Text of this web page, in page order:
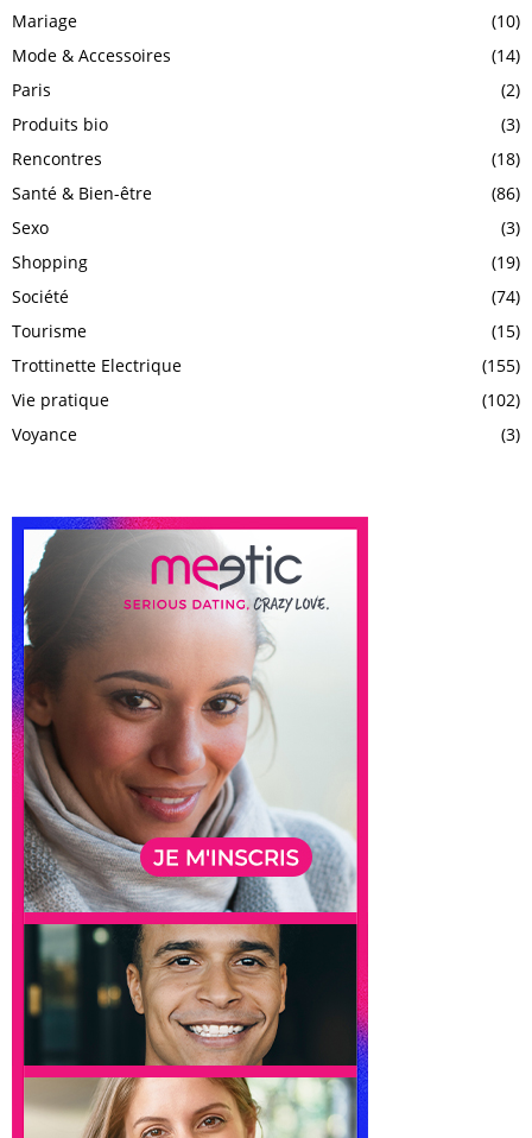
Mariage
(10)
Mode & Accessoires
(14)
Paris
(2)
Produits bio
(3)
Rencontres
(18)
Santé & Bien-être
(86)
Sexo
(3)
Shopping
(19)
Société
(74)
Tourisme
(15)
Trottinette Electrique
(155)
Vie pratique
(102)
Voyance
(3)